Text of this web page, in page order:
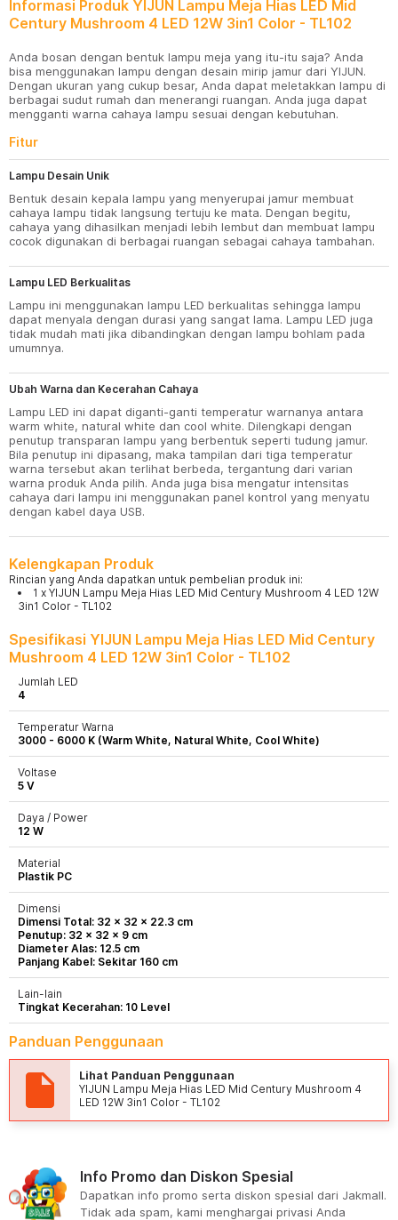
Informasi Produk YIJUN Lampu Meja Hias LED Mid
Century Mushroom 4 LED 12W 3in1 Color - TL102
Anda bosan dengan bentuk lampu meja yang itu-itu saja? Anda
bisa menggunakan lampu dengan desain mirip jamur dari YIJUN.
Dengan ukuran yang cukup besar, Anda dapat meletakkan lampu di
berbagai sudut rumah dan menerangi ruangan. Anda juga dapat
mengganti warna cahaya lampu sesuai dengan kebutuhan.
Fitur
Lampu Desain Unik
Bentuk desain kepala lampu yang menyerupai jamur membuat
cahaya lampu tidak langsung tertuju ke mata. Dengan begitu,
cahaya yang dihasilkan menjadi lebih lembut dan membuat lampu
cocok digunakan di berbagai ruangan sebagai cahaya tambahan.
Lampu LED Berkualitas
Lampu ini menggunakan lampu LED berkualitas sehingga lampu
dapat menyala dengan durasi yang sangat lama. Lampu LED juga
tidak mudah mati jika dibandingkan dengan lampu bohlam pada
umumnya.
Ubah Warna dan Kecerahan Cahaya
Lampu LED ini dapat diganti-ganti temperatur warnanya antara
warm white, natural white dan cool white. Dilengkapi dengan
penutup transparan lampu yang berbentuk seperti tudung jamur.
Bila penutup ini dipasang, maka tampilan dari tiga temperatur
warna tersebut akan terlihat berbeda, tergantung dari varian
warna produk Anda pilih. Anda juga bisa mengatur intensitas
cahaya dari lampu ini menggunakan panel kontrol yang menyatu
dengan kabel daya USB.
Kelengkapan Produk
Rincian yang Anda dapatkan untuk pembelian produk ini:
1 x YIJUN Lampu Meja Hias LED Mid Century Mushroom 4 LED 12W
3in1 Color - TL102
Spesifikasi YIJUN Lampu Meja Hias LED Mid Century
Mushroom 4 LED 12W 3in1 Color - TL102
Jumlah LED
4
Temperatur Warna
3000 - 6000 K (Warm White, Natural White, Cool White)
Voltase
5 V
Daya / Power
12 W
Material
Plastik PC
Dimensi
Dimensi Total: 32 x 32 x 22.3 cm
Penutup: 32 x 32 x 9 cm
Diameter Alas: 12.5 cm
Panjang Kabel: Sekitar 160 cm
Lain-lain
Tingkat Kecerahan: 10 Level
Panduan Penggunaan
Lihat Panduan Penggunaan
YIJUN Lampu Meja Hias LED Mid Century Mushroom 4
LED 12W 3in1 Color - TL102
Info Promo dan Diskon Spesial
Dapatkan info promo serta diskon spesial dari Jakmall.
Tidak ada spam, kami menghargai privasi Anda